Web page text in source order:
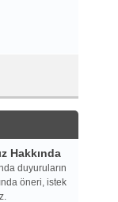
Hakkında
duyuruların
öneri, istek